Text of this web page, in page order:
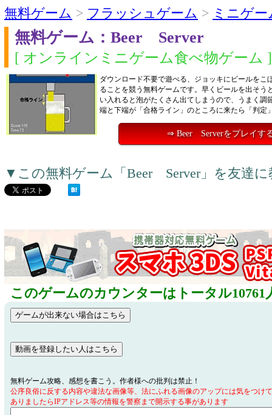
無料ゲーム > フラッシュゲーム > ミニゲー
無料ゲーム：Beer Server
[ オンラインミニゲーム食べ物ゲーム ]
ダウンロード不要で遊べる、ジョッキにビールをこ
ることを競う無料ゲームです。早くビールを出そう
い入れると泡がたくさん出てしまうので、うまく調
端と下端が「合格ライン」のところに来たら「判定
⇒ Beer Serverをプレイす
▼この無料ゲーム「Beer Server」を友達
このゲームのカウンターはトータル10761
無料ゲーム攻略、感想を書こう。作者様への批判は禁止！
公序良俗に反する内容や違法な画像等、法にふれる画像のアップには気をつけ
ありましたらIPアドレス等の情報を警察まで開示する事があります